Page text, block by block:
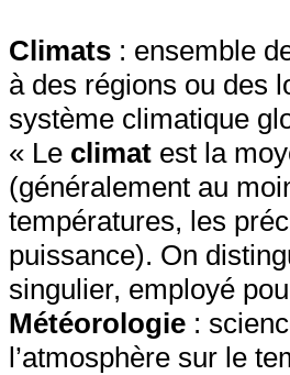
Climats : ensemble
à des régions ou des
système climatique
« Le climat est la
(généralement au
températures, les
puissance). On
singulier, employé
Météorologie :
l’atmosphère sur le